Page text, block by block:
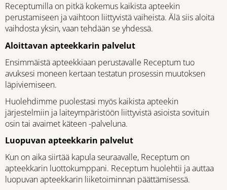
Receptumilla on pitkä kokemus kaikista apteekin
perustamiseen ja vaihtoon liittyvistä vaiheista. Älä siis aloita
vaihdosta yksin, vaan tehdään se yhdessä.
Aloittavan apteekkarin palvelut
Ensimmäistä apteekkiaan perustavalle Receptum tuo
avuksesi moneen kertaan testatun prosessin muutoksen
läpiviemiseen.
Huolehdimme puolestasi myös kaikista apteekin
järjestelmiin ja laiteympäristöön liittyvistä asioista sovituin
osin tai avaimet käteen -palveluna.
Luopuvan apteekkarin palvelut
Kun on aika siirtää kapula seuraavalle, Receptum on
apteekkarin luottokumppani. Receptum huolehtii ja auttaa
luopuvan apteekkarin liiketoiminnan päättämisessä.